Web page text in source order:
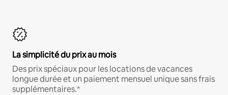
La simplicité du prix au mois
Des prix spéciaux pour les locations de vacances
longue durée et un paiement mensuel unique sans frais
supplémentaires.*